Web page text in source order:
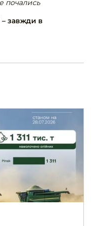
почались
завжди в